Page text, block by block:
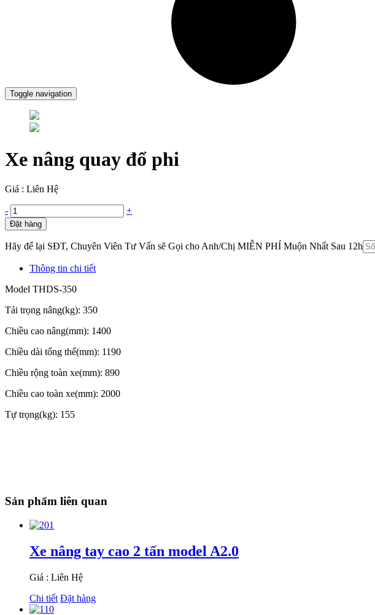
Toggle navigation
Xe nâng quay đổ phi
Giá : Liên Hệ
- +
Đặt hàng
Hãy để lại SĐT, Chuyên Viên Tư Vấn sẽ Gọi cho Anh/Chị MIỄN PHÍ Muộn Nhất Sau 12h
Thông tin chi tiết
Model THDS-350
Tải trọng nâng(kg): 350
Chiều cao nâng(mm): 1400
Chiều dài tổng thể(mm): 1190
Chiều rộng toàn xe(mm): 890
Chiều cao toàn xe(mm): 2000
Tự trọng(kg): 155
Sản phẩm liên quan
Xe nâng tay cao 2 tấn model A2.0
Giá : Liên Hệ
Chi tiết Đặt hàng